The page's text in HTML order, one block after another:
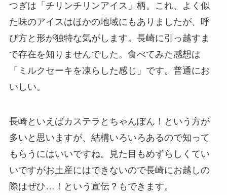
つぎは「チリンチリンアイス」柄。これ、よく似
た味のアイスはほかの地域にもありましたが、呼
び方と形が独特な気がします。長崎に引っ越すま
で存在を知りませんでした。食べてみた感想は
「ミルクセーキを凍らした感じ」です。普通にお
いしい。
長崎といえばカステラとちゃんぽん！という方が
多いと思いますが、結構いろいろあるので知って
もらうにはいいですね。見た目もめずらしくてい
いですがお土産にはできないので長崎にお越しの
際はぜひ…！という宣伝？もできます。